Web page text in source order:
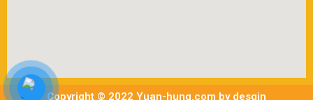
Copyright © 2022 Yuan-hung.com by desgin